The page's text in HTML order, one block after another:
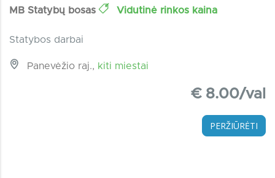
MB Statybų bosas Vidutinė rinkos kaina
Statybos darbai
Panevėžio raj., kiti miestai
€ 8.00/val
PERŽIŪRĖTI